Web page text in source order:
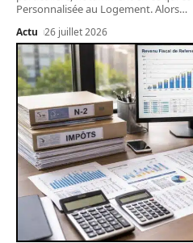
Personnalisée au Logement. Alors…
Actu 26 juillet 2026